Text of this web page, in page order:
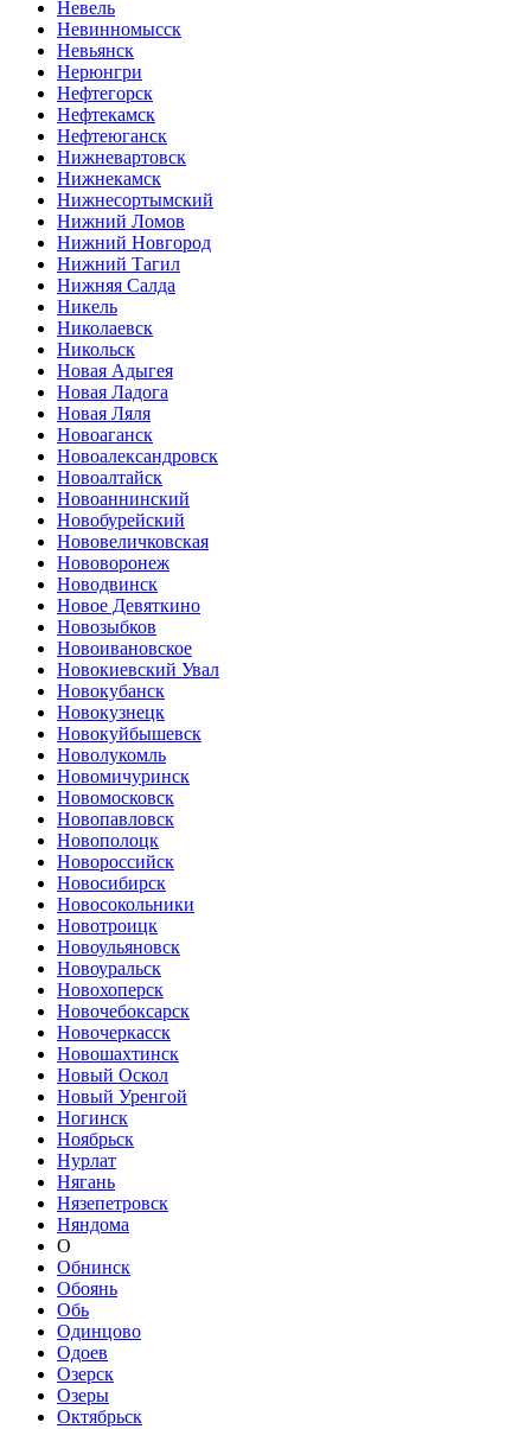
Невель
Невинномысск
Невьянск
Нерюнгри
Нефтегорск
Нефтекамск
Нефтеюганск
Нижневартовск
Нижнекамск
Нижнесортымский
Нижний Ломов
Нижний Новгород
Нижний Тагил
Нижняя Салда
Никель
Николаевск
Никольск
Новая Адыгея
Новая Ладога
Новая Ляля
Новоаганск
Новоалександровск
Новоалтайск
Новоаннинский
Новобурейский
Нововеличковская
Нововоронеж
Новодвинск
Новое Девяткино
Новозыбков
Новоивановское
Новокиевский Увал
Новокубанск
Новокузнецк
Новокуйбышевск
Новолукомль
Новомичуринск
Новомосковск
Новопавловск
Новополоцк
Новороссийск
Новосибирск
Новосокольники
Новотроицк
Новоульяновск
Новоуральск
Новохоперск
Новочебоксарск
Новочеркасск
Новошахтинск
Новый Оскол
Новый Уренгой
Ногинск
Ноябрьск
Нурлат
Нягань
Нязепетровск
Няндома
О
Обнинск
Обоянь
Обь
Одинцово
Одоев
Озерск
Озеры
Октябрьск